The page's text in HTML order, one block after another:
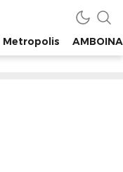
Metropolis AMBOINA